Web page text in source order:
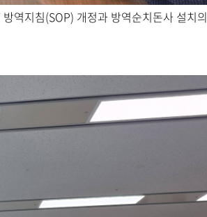
역지침(SOP) 개정과 방역순치돈사 설치의